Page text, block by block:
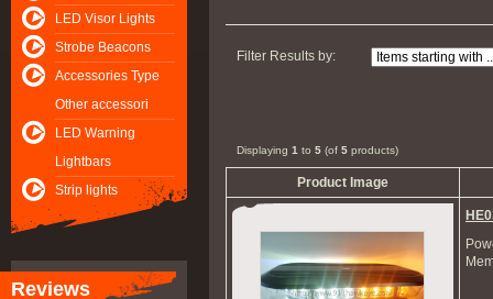
LED Visor Lights
Strobe Beacons
Accessories Type
Other accessori
LED Warning
Lightbars
Strip lights
Reviews
Filter Results by:
Displaying 1 to 5 (of 5 products)
Product Image